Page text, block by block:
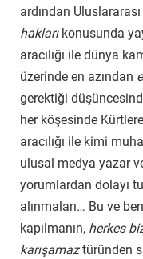
ardından
haklarıkonusunda
aracılığı ile dünya
üzerinde en azından
gerektiği
her köşesinde
aracılığı ile kimi
ulusal medya yazar
yorumlardan dolayı
alınmaları… Bu ve
kapılmanın, herkes
karışamaztüründen